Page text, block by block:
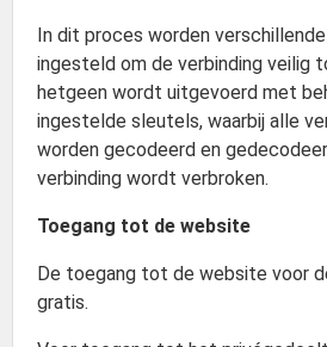
In dit proces worden
ingesteld om de verbinding veilig
hetgeen wordt uitgevoerd met
ingestelde sleutels, waarbij alle
worden gecodeerd en
verbinding wordt verbroken.
Toegang tot de website
De toegang tot de website voor
gratis.